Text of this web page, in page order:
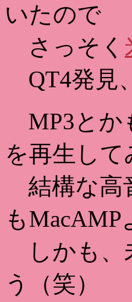
いたので
さっそく
QT4発見
MP3とか
を再生して
結構な高
も
しかも、
う（笑）